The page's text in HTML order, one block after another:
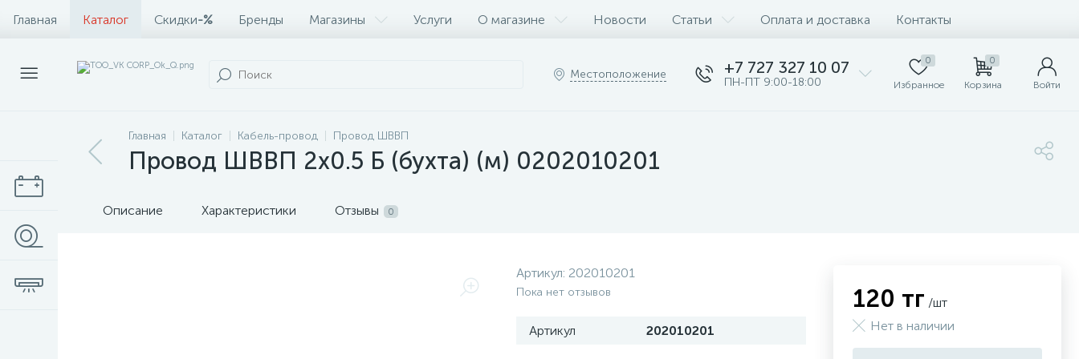
Главная Каталог Скидки-% Бренды Магазины Услуги О магазине Новости Статьи Оплата и доставка Контакты
Местоположение +7 727 327 10 07
ПН-ПТ 9:00-18:00
0
Избранное
0
Корзина Войти
Главная Каталог Кабель-провод Провод ШВВП
Провод ШВВП 2х0.5 Б (бухта) (м) 0202010201
Описание Характеристики Отзывы 0
Артикул: 202010201
Пока нет отзывов
Артикул 202010201
120 тг /шт
Нет в наличии